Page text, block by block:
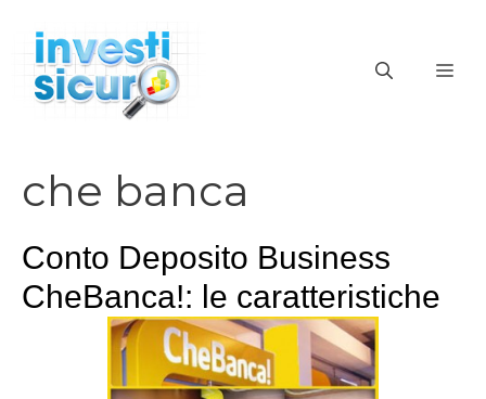
contenuto
che banca
Conto Deposito Business
CheBanca!: le caratteristiche